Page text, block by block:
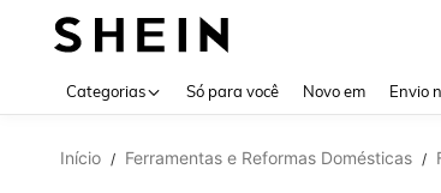
Categorias Só para você Novo em Envio
Início / Ferramentas e Reformas Domésticas /